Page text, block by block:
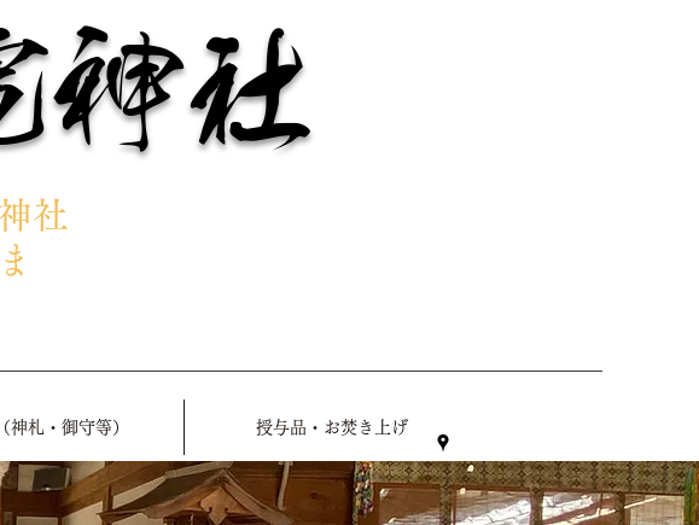
神社
社
神札・御守等） 授与品・お焚き上げ